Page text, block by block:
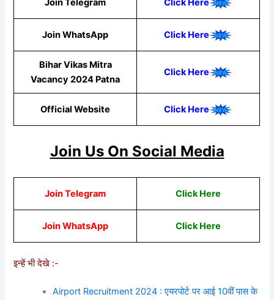
Join Telegram Click Here
Join WhatsApp ClickHere
Bihar Vikas Mitra
Vacancy 2024 Patna
Click Here
Official Website Click Here
Join Us On Social Media
Join Telegram Click Here
Join WhatsApp ClickHere
इन्हें भी देखे :-
Airport Recruitment 2024 : एयरपोर्ट पर आई 10वीं पास के